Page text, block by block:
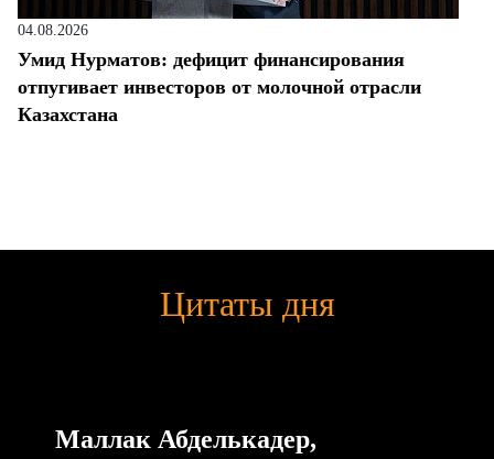
04.08.2026
Умид Нурматов: дефицит финансирования
отпугивает инвесторов от молочной отрасли
Казахстана
Цитаты дня
Маллак Абделькадер,